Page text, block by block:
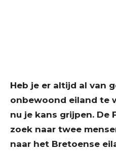
Heb je er altijd al van
onbewoond eiland te
nu je kans grijpen. De
zoek naar twee
naar het Bretoense